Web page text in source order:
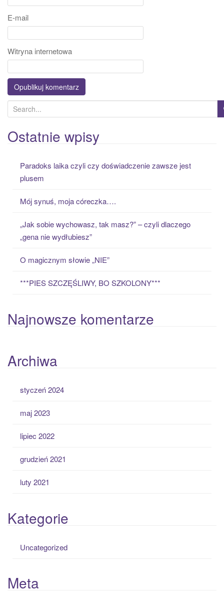
E-mail
Witryna internetowa
e
a
r
Ostatnie wpisy
Paradoks laika czyli czy doświadczenie zawsze jest
plusem
Mój synuś, moja córeczka….
„Jak sobie wychowasz, tak masz?” – czyli dlaczego
„gena nie wydłubiesz”
O magicznym słowie „NIE”
***PIES SZCZĘŚLIWY, BO SZKOLONY***
Najnowsze komentarze
Archiwa
styczeń 2024
maj 2023
lipiec 2022
grudzień 2021
luty 2021
Kategorie
Uncategorized
Meta